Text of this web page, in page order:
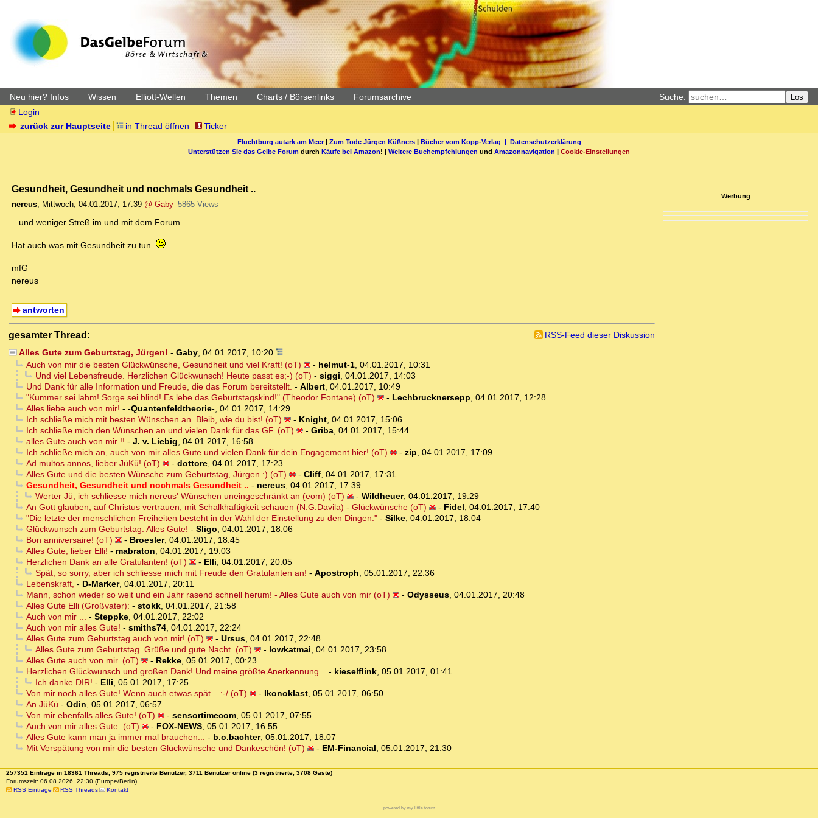
Neu hier? Infos Wissen Elliott-Wellen Themen Charts / Börsenlinks Forumsarchive Suche: Los
Login
zurück zur Hauptseite
in Thread öffnen Ticker
Fluchtburg autark am Meer| Zum Tode Jürgen Küßners| Bücher vom Kopp-Verlag | Datenschutzerklärung
Unterstützen Sie das Gelbe Forum durch Käufe bei Amazon! | Weitere Buchempfehlungen und Amazonnavigation | Cookie-Einstellungen
Gesundheit, Gesundheit und nochmals Gesundheit ..
nereus, Mittwoch, 04.01.2017, 17:39 @ Gaby 5865 Views
.. und weniger Streß im und mit dem Forum.
Hat auch was mit Gesundheit zu tun.
mfG
nereus
antworten
gesamter Thread:
RSS-Feed dieser Diskussion
Alles Gute zum Geburtstag, Jürgen! - Gaby, 04.01.2017, 10:20
Auch von mir die besten Glückwünsche, Gesundheit und viel Kraft! (oT)
- helmut-1, 04.01.2017, 10:31
Und viel Lebensfreude. Herzlichen Glückwunsch! Heute passt es;-) (oT) - siggi, 04.01.2017, 14:03
Und Dank für alle Information und Freude, die das Forum bereitstellt. - Albert, 04.01.2017, 10:49
"Kummer sei lahm! Sorge sei blind! Es lebe das Geburtstagskind!" (Theodor Fontane) (oT)
- Lechbrucknersepp, 04.01.2017, 12:28
Alles liebe auch von mir! - -Quantenfeldtheorie-, 04.01.2017, 14:29
Ich schließe mich mit besten Wünschen an. Bleib, wie du bist! (oT)
- Knight, 04.01.2017, 15:06
Ich schließe mich den Wünschen an und vielen Dank für das GF. (oT)
- Griba, 04.01.2017, 15:44
alles Gute auch von mir !! - J. v. Liebig, 04.01.2017, 16:58
Ich schließe mich an, auch von mir alles Gute und vielen Dank für dein Engagement hier! (oT)
- zip, 04.01.2017, 17:09
Ad multos annos, lieber JüKü! (oT)
- dottore, 04.01.2017, 17:23
Alles Gute und die besten Wünsche zum Geburtstag, Jürgen :) (oT)
- Cliff, 04.01.2017, 17:31
Gesundheit, Gesundheit und nochmals Gesundheit .. - nereus, 04.01.2017, 17:39
Werter Jü, ich schliesse mich nereus' Wünschen uneingeschränkt an (eom) (oT)
- Wildheuer, 04.01.2017, 19:29
An Gott glauben, auf Christus vertrauen, mit Schalkhaftigkeit schauen (N.G.Davila) - Glückwünsche (oT)
- Fidel, 04.01.2017, 17:40
"Die letzte der menschlichen Freiheiten besteht in der Wahl der Einstellung zu den Dingen."- Silke, 04.01.2017, 18:04
Glückwunsch zum Geburtstag. Alles Gute! - Sligo, 04.01.2017, 18:06
Bon anniversaire! (oT)
- Broesler, 04.01.2017, 18:45
Alles Gute, lieber Elli! - mabraton, 04.01.2017, 19:03
Herzlichen Dank an alle Gratulanten! (oT)
- Elli, 04.01.2017, 20:05
Spät, so sorry, aber ich schliesse mich mit Freude den Gratulanten an! - Apostroph, 05.01.2017, 22:36
Lebenskraft, - D-Marker, 04.01.2017, 20:11
Mann, schon wieder so weit und ein Jahr rasend schnell herum! - Alles Gute auch von mir (oT)
- Odysseus, 04.01.2017, 20:48
Alles Gute Elli (Großvater): - stokk, 04.01.2017, 21:58
Auch von mir ... - Steppke, 04.01.2017, 22:02
Auch von mir alles Gute! - smiths74, 04.01.2017, 22:24
Alles Gute zum Geburtstag auch von mir! (oT)
- Ursus, 04.01.2017, 22:48
Alles Gute zum Geburtstag. Grüße und gute Nacht. (oT)
- lowkatmai, 04.01.2017, 23:58
Alles Gute auch von mir. (oT)
- Rekke, 05.01.2017, 00:23
Herzlichen Glückwunsch und großen Dank! Und meine größte Anerkennung... - kieselflink, 05.01.2017, 01:41
Ich danke DIR! - Elli, 05.01.2017, 17:25
Von mir noch alles Gute! Wenn auch etwas spät... :-/ (oT)
- Ikonoklast, 05.01.2017, 06:50
An JüKü - Odin, 05.01.2017, 06:57
Von mir ebenfalls alles Gute! (oT)
- sensortimecom, 05.01.2017, 07:55
Auch von mir alles Gute. (oT)
- FOX-NEWS, 05.01.2017, 16:55
Alles Gute kann man ja immer mal brauchen... - b.o.bachter, 05.01.2017, 18:07
Mit Verspätung von mir die besten Glückwünsche und Dankeschön! (oT)
- EM-Financial, 05.01.2017, 21:30
Werbung
257351 Einträge in 18361 Threads, 975 registrierte Benutzer, 3711 Benutzer online (3 registrierte, 3708 Gäste)
Forumszeit: 06.08.2026, 22:30 (Europe/Berlin)
RSS Einträge
RSS Threads Kontakt
powered by my little forum